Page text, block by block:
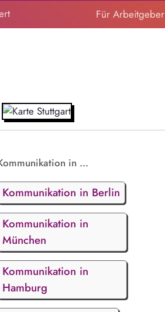
Für Arbeitgeber
in ...
Kommunikation in Berlin
Kommunikation in
München
Kommunikation in
Hamburg